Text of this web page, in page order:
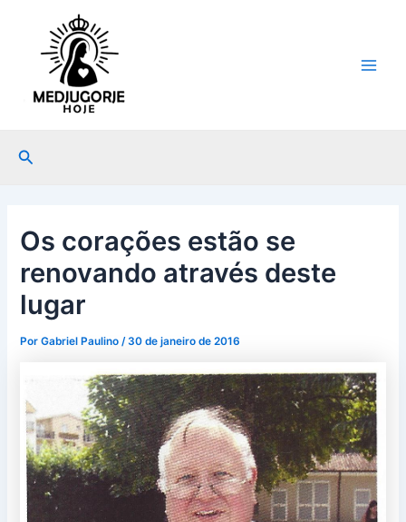
conteúdo
Pesquisar
Os corações estão se
renovando através deste
lugar
PorGabriel Paulino/30 de janeiro de 2016
navigation